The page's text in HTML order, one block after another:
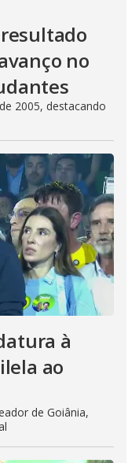
no
2005, destacando
à
ao
de Goiânia,